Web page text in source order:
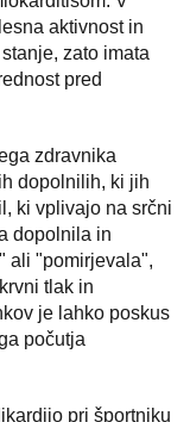
aktivnost in
zato imata
pred
zdravnika
dopolnilih, ki jih
ki vplivajo na srčni
dopolnila in
ali "pomirjevala",
tlak in
je lahko poskus
počutja
pri športniku